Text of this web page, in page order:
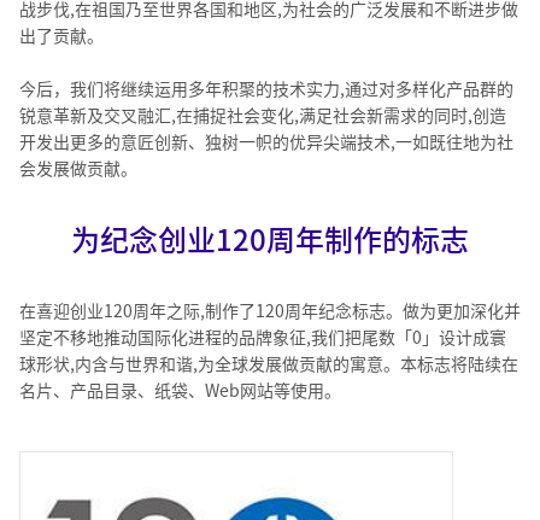
战步伐,在祖国乃至世界各国和地区,为社会的广泛发展和不断进步做
出了贡献。
今后，我们将继续运用多年积聚的技术实力,通过对多样化产品群的
锐意革新及交叉融汇,在捕捉社会变化,满足社会新需求的同时,创造
开发出更多的意匠创新、独树一帜的优异尖端技术,一如既往地为社
会发展做贡献。
为纪念创业120周年制作的标志
在喜迎创业120周年之际,制作了120周年纪念标志。做为更加深化并
坚定不移地推动国际化进程的品牌象征,我们把尾数「0」设计成寰
球形状,内含与世界和谐,为全球发展做贡献的寓意。本标志将陆续在
名片、产品目录、纸袋、Web网站等使用。